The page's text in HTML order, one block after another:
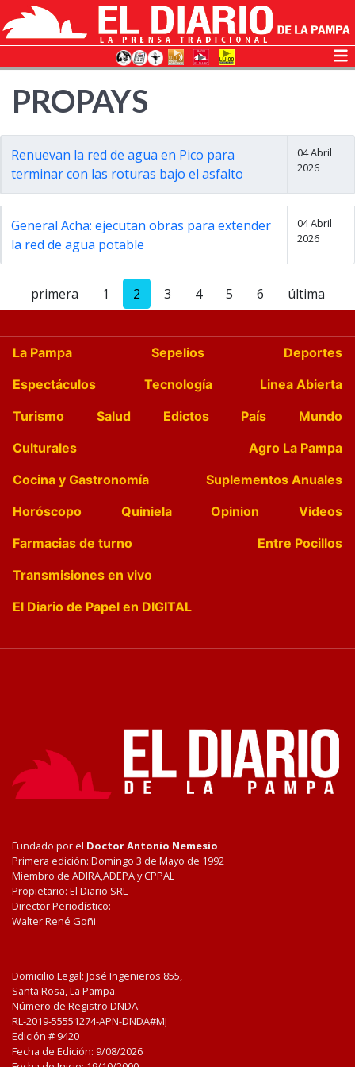
PROPAYS
Renuevan la red de agua en Pico para
terminar con las roturas bajo el asfalto
04 Abril
2026
General Acha: ejecutan obras para extender
la red de agua potable
04 Abril
2026
primera 1 2 3 4 5 6 última
La Pampa Sepelios
Deportes
Espectáculos
Tecnología
Linea Abierta
Turismo
Salud Edictos País
Mundo
Culturales
Agro La Pampa
Cocina y Gastronomía
Suplementos Anuales
Horóscopo
Quiniela Opinion
Videos
Farmacias de turno
Entre Pocillos
Transmisiones en vivo
El Diario de Papel en DIGITAL
Fundado por el Doctor Antonio Nemesio
Primera edición: Domingo 3 de Mayo de 1992
Miembro de ADIRA,ADEPA y CPPAL
Propietario: El Diario SRL
Director Periodístico:
Walter René Goñi
Domicilio Legal: José Ingenieros 855,
Santa Rosa, La Pampa.
Número de Registro DNDA:
RL-2019-55551274-APN-DNDA#MJ
Edición # 9420
Fecha de Edición: 9/08/2026